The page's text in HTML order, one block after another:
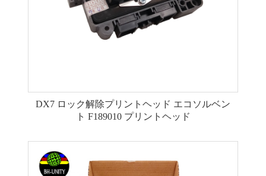
DX7 ロック解除プリントヘッド エコソルベン
ト F189010 プリントヘッド